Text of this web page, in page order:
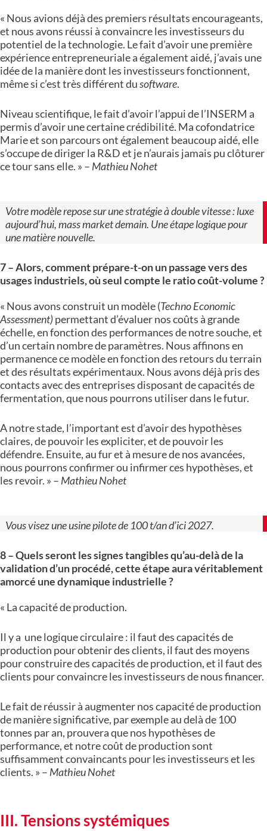
« Nous avions déjà des premiers résultats encourageants,
et nous avons réussi à convaincre les investisseurs du
potentiel de la technologie. Le fait d’avoir une première
expérience entrepreneuriale a également aidé, j’avais une
idée de la manière dont les investisseurs fonctionnent,
même si c’est très différent dusoftware.
Niveau scientifique, le fait d’avoir l’appui de l’INSERM a
permis d’avoir une certaine crédibilité. Ma cofondatrice
Marie et son parcours ont également beaucoup aidé, elle
s’occupe de diriger la R&D et je n’aurais jamais pu clôturer
ce tour sans elle. » – Mathieu Nohet
Votre modèle repose sur une stratégie à double vitesse : luxe
aujourd’hui, mass market demain. Une étape logique pour
une matière nouvelle.
7 – Alors, comment prépare-t-on un passage vers des
usages industriels, où seul compte le ratio coût-volume ?
« Nous avons construit un modèle (Techno Economic
Assessment)permettant d’évaluer nos coûts à grande
échelle, en fonction des performances de notre souche, et
d’un certain nombre de paramètres. Nous affinons en
permanence ce modèle en fonction des retours du terrain
et des résultats expérimentaux. Nous avons déjà pris des
contacts avec des entreprises disposant de capacités de
fermentation, que nous pourrons utiliser dans le futur.
A notre stade, l’important est d’avoir des hypothèses
claires, de pouvoir les expliciter, et de pouvoir les
défendre. Ensuite, au fur et à mesure de nos avancées,
nous pourrons confirmer ou infirmer ces hypothèses, et
les revoir. » – Mathieu Nohet
Vous visez une usine pilote de 100 t/an d’ici 2027.
8 – Quels seront les signes tangibles qu’au-delà de la
validation d’un procédé, cette étape aura véritablement
amorcé une dynamique industrielle ?
« La capacité de production.
Il y a une logique circulaire : il faut des capacités de
production pour obtenir des clients, il faut des moyens
pour construire des capacités de production, et il faut des
clients pour convaincre les investisseurs de nous financer.
Le fait de réussir à augmenter nos capacité de production
de manière significative, par exemple au delà de 100
tonnes par an, prouvera que nos hypothèses de
performance, et notre coût de production sont
suffisamment convaincants pour les investisseurs et les
clients. » – Mathieu Nohet
III. Tensions systémiques